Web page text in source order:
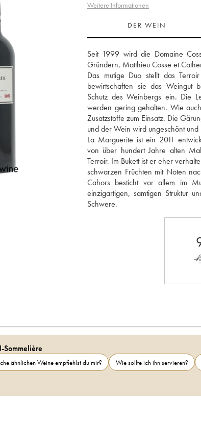
Weitere Informationen
DER WEIN
Seit 1999 wird die Domaine
Gründern, Matthieu Cosse et
Das mutige Duo stellt das
bewirtschaften sie das Weingut
Schutz des Weinbergs ein. Die
werden gering gehalten. Wie
Zusatzstoffe zum Einsatz. Die
und der Wein wird ungeschönt und
La Marguerite ist ein 2011
von über hundert Jahre alten
Terroir. Im Bukett ist er eher
schwarzen Früchten mit Noten
Cahors besticht vor allem im
einzigartigen, samtigen Struktur
Schwere.
Sommelière
ähnlichen Weine empfiehlst du mir? Wie sollte ich ihn servieren?